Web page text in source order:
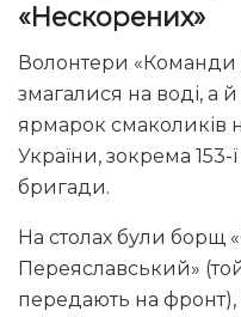
«Нескорених»
Волонтери
змагалися на воді, а
ярмарок смаколиків
України, зокрема 153-
бригади.
На столах були борщ
Переяславський»
передають на